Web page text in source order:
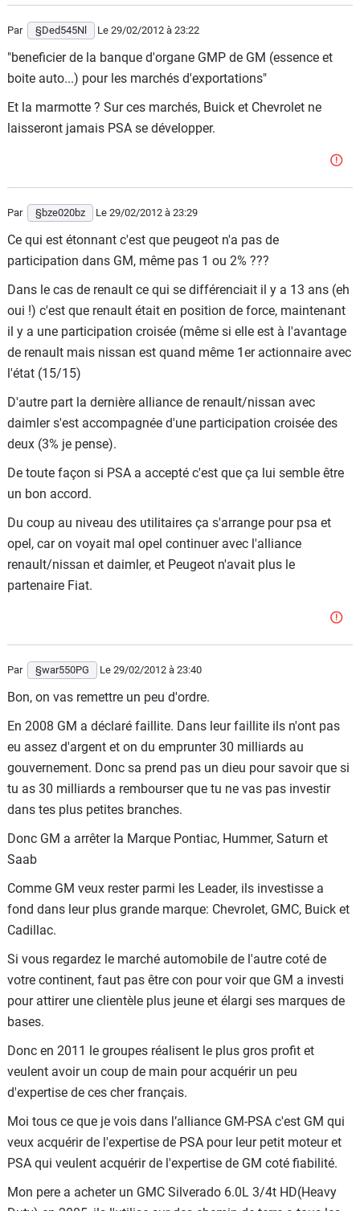
Par §Ded545Nl Le 29/02/2012 à 23:22
"beneficier de la banque d'organe GMP de GM (essence et
boite auto...) pour les marchés d'exportations"
Et la marmotte ? Sur ces marchés, Buick et Chevrolet ne
laisseront jamais PSA se développer.
Par §bze020bz Le 29/02/2012 à 23:29
Ce qui est étonnant c'est que peugeot n'a pas de
participation dans GM, même pas 1 ou 2% ???
Dans le cas de renault ce qui se différenciait il y a 13 ans (eh
oui !) c'est que renault était en position de force, maintenant
il y a une participation croisée (même si elle est à l'avantage
de renault mais nissan est quand même 1er actionnaire avec
l'état (15/15)
D'autre part la dernière alliance de renault/nissan avec
daimler s'est accompagnée d'une participation croisée des
deux (3% je pense).
De toute façon si PSA a accepté c'est que ça lui semble être
un bon accord.
Du coup au niveau des utilitaires ça s'arrange pour psa et
opel, car on voyait mal opel continuer avec l'alliance
renault/nissan et daimler, et Peugeot n'avait plus le
partenaire Fiat.
Par §war550PG Le 29/02/2012 à 23:40
Bon, on vas remettre un peu d'ordre.
En 2008 GM a déclaré faillite. Dans leur faillite ils n'ont pas
eu assez d'argent et on du emprunter 30 milliards au
gouvernement. Donc sa prend pas un dieu pour savoir que si
tu as 30 milliards a rembourser que tu ne vas pas investir
dans tes plus petites branches.
Donc GM a arrêter la Marque Pontiac, Hummer, Saturn et
Saab
Comme GM veux rester parmi les Leader, ils investisse a
fond dans leur plus grande marque: Chevrolet, GMC, Buick et
Cadillac.
Si vous regardez le marché automobile de l'autre coté de
votre continent, faut pas être con pour voir que GM a investi
pour attirer une clientèle plus jeune et élargi ses marques de
bases.
Donc en 2011 le groupes réalisent le plus gros profit et
veulent avoir un coup de main pour acquérir un peu
d'expertise de ces cher français.
Moi tous ce que je vois dans l’alliance GM-PSA c'est GM qui
veux acquérir de l'expertise de PSA pour leur petit moteur et
PSA qui veulent acquérir de l'expertise de GM coté fiabilité.
Mon pere a acheter un GMC Silverado 6.0L 3/4t HD(Heavy